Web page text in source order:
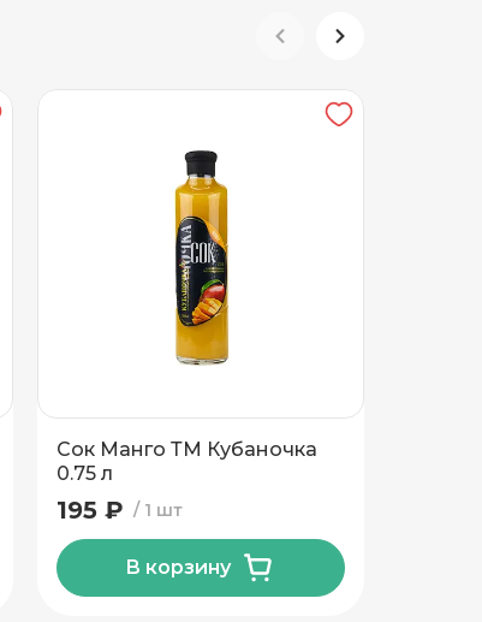
Сок Манго ТМ Кубаночка
0.75 л
1 шт
195 ₽
В корзину